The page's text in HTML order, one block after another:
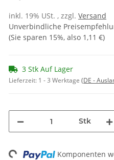
inkl. 19% USt. , zzgl. Versand
Unverbindliche
(Sie sparen 15%, also 1,11 €)
3 Stk Auf Lager
Lieferzeit: 1 - 3 Werktage (DE -
Stk
Loading... Komponenten